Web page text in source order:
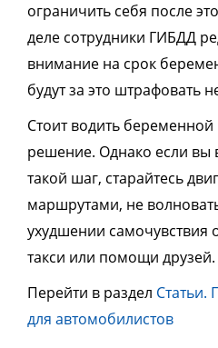
ограничить себя после
деле сотрудники ГИБДД
внимание на срок
будут за это штрафовать
Стоит водить беременной
решение. Однако если вы
такой шаг, старайтесь
маршрутами, не
ухудшении самочувствия
такси или помощи друзей.
Перейти в раздел Статьи.
для автомобилистов